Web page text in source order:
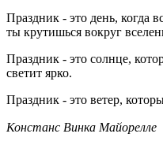
Праздник - это день, когда
ты крутишься вокруг
Праздник - это солнце,
светит ярко.
Праздник - это ветер,
Констанс Винка Майорелле